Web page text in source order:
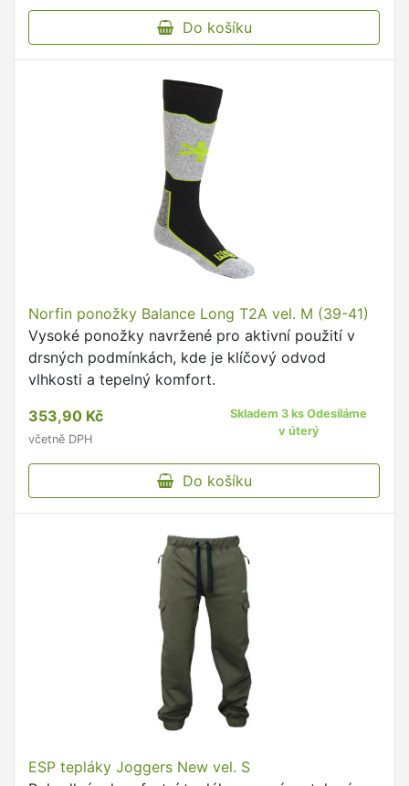
Do košíku
Norfin ponožky Balance Long T2A vel. M (39-41)
Vysoké ponožky navržené pro aktivní použití v
drsných podmínkách, kde je klíčový odvod
vlhkosti a tepelný komfort.
353,90 Kč
včetně DPH
Skladem 3 ks Odesíláme
v úterý
Do košíku
ESP tepláky Joggers New vel. S